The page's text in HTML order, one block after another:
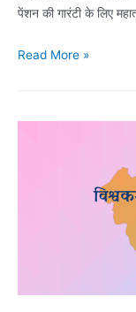
पेंशन की गारंटी के लिए
महात्मा
आय
Read More »